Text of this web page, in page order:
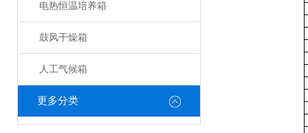
电热恒温培养箱
鼓风干燥箱
人工气候箱
更多分类